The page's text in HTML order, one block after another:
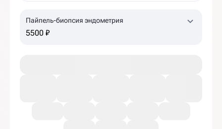
Пайпель-биопсия эндометрия
5500 ₽